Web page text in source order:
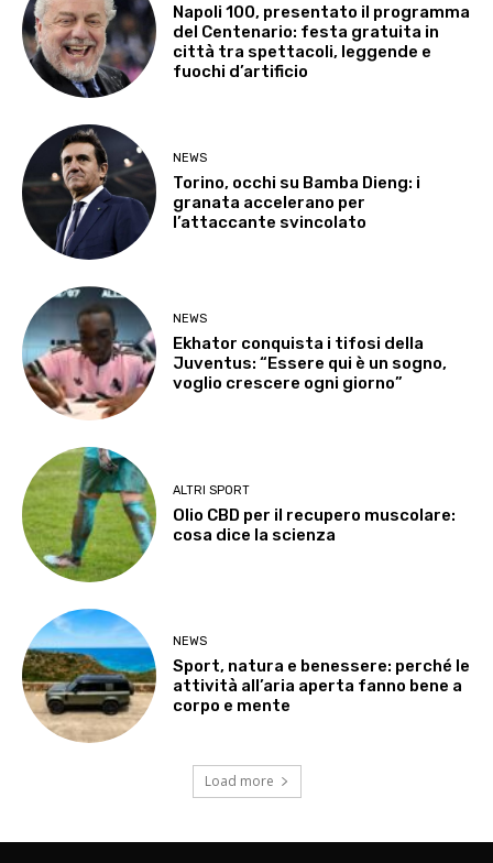
Napoli 100, presentato il programma
del Centenario: festa gratuita in
città tra spettacoli, leggende e
fuochi d’artificio
NEWS
Torino, occhi su Bamba Dieng: i
granata accelerano per
l’attaccante svincolato
NEWS
Ekhator conquista i tifosi della
Juventus: “Essere qui è un sogno,
voglio crescere ogni giorno”
ALTRI SPORT
Olio CBD per il recupero muscolare:
cosa dice la scienza
NEWS
Sport, natura e benessere: perché le
attività all’aria aperta fanno bene a
corpo e mente
Load more